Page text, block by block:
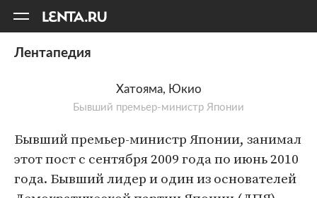
Лентапедия
Хатояма, Юкио
Бывший премьер-министр Японии
Бывший премьер-министр Японии, занимал
этот пост с сентября 2009 года по июнь 2010
года. Бывший лидер и один из основателей